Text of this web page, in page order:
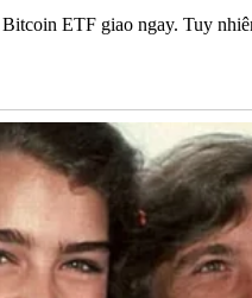
ETF giao ngay. Tuy